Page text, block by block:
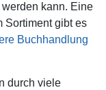
kann. Eine
Sortiment gibt es
Buchhandlung
durch viele